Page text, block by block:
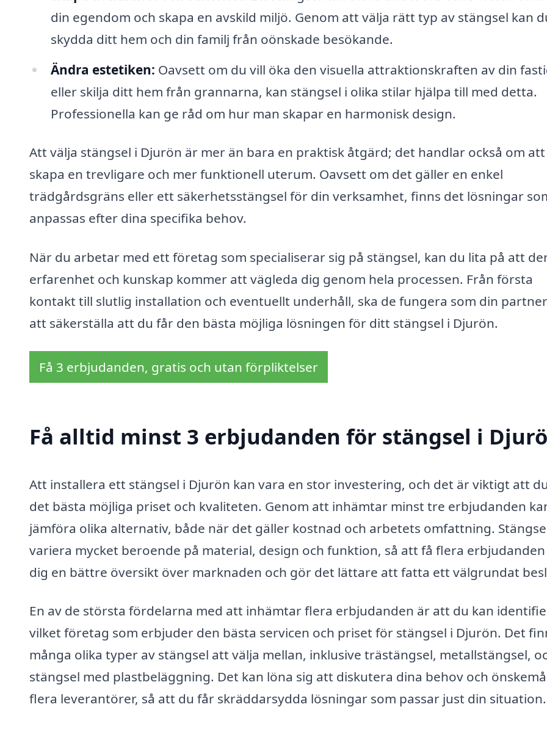
din egendom och skapa en avskild miljö. Genom att välja rätt typ av stängsel kan
skydda ditt hem och din familj från oönskade besökande.
Ändra estetiken: Oavsett om du vill öka den visuella attraktionskraften av din
eller skilja ditt hem från grannarna, kan stängsel i olika stilar hjälpa till med detta.
Professionella kan ge råd om hur man skapar en harmonisk design.
Att välja stängsel i Djurön är mer än bara en praktisk åtgärd; det handlar också om att
skapa en trevligare och mer funktionell uterum. Oavsett om det gäller en enkel
trädgårdsgräns eller ett säkerhetsstängsel för din verksamhet, finns det lösningar
anpassas efter dina specifika behov.
När du arbetar med ett företag som specialiserar sig på stängsel, kan du lita på att
erfarenhet och kunskap kommer att vägleda dig genom hela processen. Från första
kontakt till slutlig installation och eventuellt underhåll, ska de fungera som din
att säkerställa att du får den bästa möjliga lösningen för ditt stängsel i Djurön.
Få 3 erbjudanden, gratis och utan förpliktelser
Få alltid minst 3 erbjudanden för stängsel i
Att installera ett stängsel i Djurön kan vara en stor investering, och det är viktigt att
det bästa möjliga priset och kvaliteten. Genom att inhämtar minst tre erbjudanden
jämföra olika alternativ, både när det gäller kostnad och arbetets omfattning.
variera mycket beroende på material, design och funktion, så att få flera
dig en bättre översikt över marknaden och gör det lättare att fatta ett välgrundat
En av de största fördelarna med att inhämtar flera erbjudanden är att du kan
vilket företag som erbjuder den bästa servicen och priset för stängsel i Djurön. Det
många olika typer av stängsel att välja mellan, inklusive trästängsel, metallstängsel,
stängsel med plastbeläggning. Det kan löna sig att diskutera dina behov och
flera leverantörer, så att du får skräddarsydda lösningar som passar just din situation.